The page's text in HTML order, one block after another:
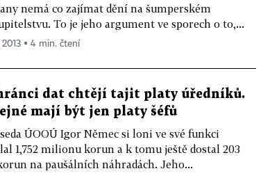
nemá co zajímat dění na šumperském
To je jeho argument ve sporech o to,...
2013 ▪ 4 min. čtení
dat chtějí tajit platy úředníků.
mají být jen platy šéfů
ÚOOÚ Igor Němec si loni ve své funkci
1,752 milionu korun a k tomu ještě dostal 203
na paušálních náhradách. Jeho...